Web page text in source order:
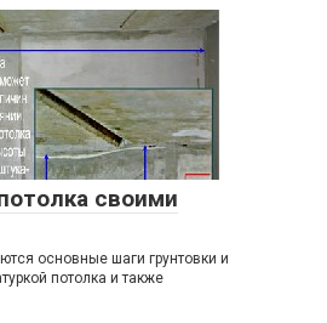
своими
основные шаги грунтовки и
потолка и также